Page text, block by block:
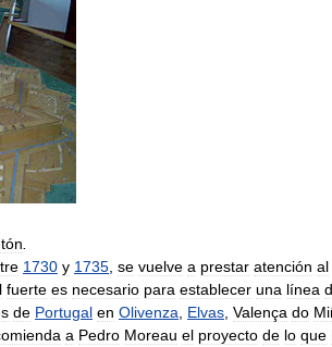
1730 y 1735 se vuelve a prestar atención al
fuerte es necesario para establecer una línea
de Portugal en Olivenza Elvas Valença do
a Pedro Moreau el proyecto de lo que